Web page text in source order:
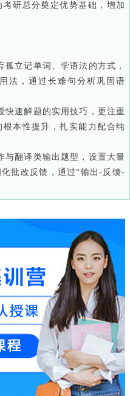
研总分奠定优势基础，增加
立记单词、学语法的方式，
法，通过长难句分析巩固语
速解题的实用技巧，更注重
本性提升，扎实能力配合纯
翻译类输出题型，设置大量
批改反馈，通过“输出-反馈-